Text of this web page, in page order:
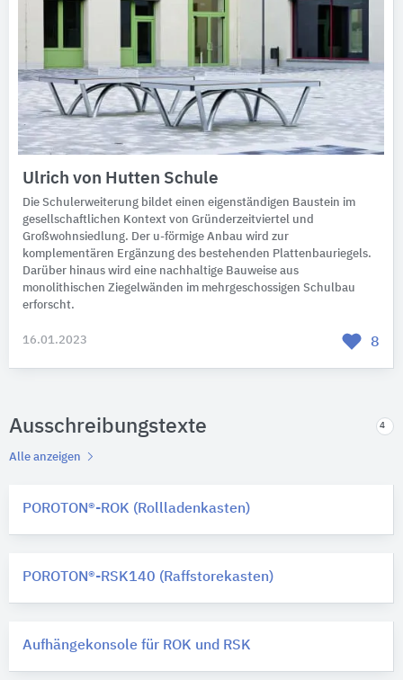
Ulrich von Hutten Schule
Die Schulerweiterung bildet einen eigenständigen Baustein im
gesellschaftlichen Kontext von Gründerzeitviertel und
Großwohnsiedlung. Der u-förmige Anbau wird zur
komplementären Ergänzung des bestehenden Plattenbauriegels.
Darüber hinaus wird eine nachhaltige Bauweise aus
monolithischen Ziegelwänden im mehrgeschossigen Schulbau
erforscht.
16.01.2023 8
Ausschreibungstexte 4
Alle anzeigen
POROTON®-ROK (Rollladenkasten)
POROTON®-RSK140 (Raffstorekasten)
Aufhängekonsole für ROK und RSK